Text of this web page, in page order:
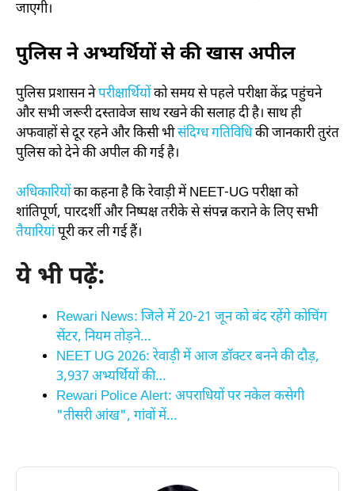
जाएगी।
पुलिस ने अभ्यर्थियों से की खास अपील
पुलिस प्रशासन नेपरीक्षार्थियोंको समय से पहले परीक्षा केंद्र पहुंचने
और सभी जरूरी दस्तावेज साथ रखने की सलाह दी है। साथ ही
अफवाहों से दूर रहने और किसी भीसंदिग्ध गतिविधिकी जानकारी तुरंत
पुलिस को देने की अपील की गई है।
अधिकारियोंका कहना है कि रेवाड़ी में NEET-UG परीक्षा को
शांतिपूर्ण, पारदर्शी और निष्पक्ष तरीके से संपन्न कराने के लिए सभी
तैयारियांपूरी कर ली गई हैं।
ये भी पढ़ें:
Rewari News: जिले में 20-21 जून को बंद रहेंगे कोचिंग
सेंटर, नियम तोड़ने…
NEET UG 2026: रेवाड़ी में आज डॉक्टर बनने की दौड़,
3,937 अभ्यर्थियों की…
Rewari Police Alert: अपराधियों पर नकेल कसेगी
"तीसरी आंख", गांवों में…